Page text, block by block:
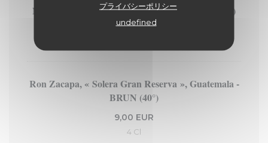
プライバシーポリシー
undefined
Norman ‘Sailor Jerry’ Collins, épicé - BRUN (40°)
Ron Zacapa, « Solera Gran Reserva », Guatemala -
BRUN (40°)
9,00 EUR
4 Cl